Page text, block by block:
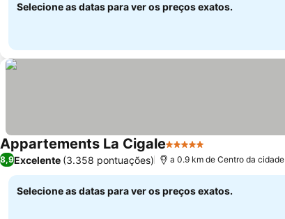
Selecione as datas para ver os preços exatos.
Appartements La Cigale5 Estrelas
8,9Excelente (3.358 pontuações) a 0.9 km de Centro da cidade
Selecione as datas para ver os preços exatos.